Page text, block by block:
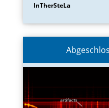
InTherSteLa